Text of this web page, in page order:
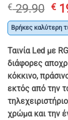
€29.90
€
€
Βρήκες καλύτερη
Ταινία Led με
διάφορες
κόκκινο,
εκτός από την
χρώμα και την